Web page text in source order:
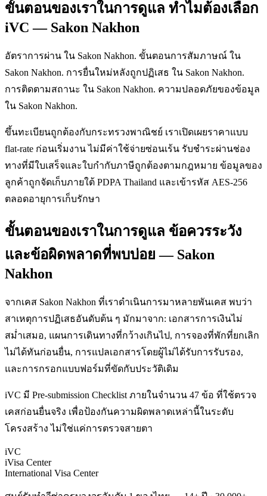
ขั้นตอนของเราในการดูแล ทำไมต้องเลือก
iVC — Sakon Nakhon
อัตราการผ่าน ใน Sakon Nakhon. ขั้นตอนการสัมภาษณ์ ใน
Sakon Nakhon. การยื่นใหม่หลังถูกปฏิเสธ ใน Sakon Nakhon.
การติดตามสถานะ ใน Sakon Nakhon. ความปลอดภัยของข้อมูล
ใน Sakon Nakhon.
ขึ้นทะเบียนถูกต้องกับกระทรวงพาณิชย์ เราเปิดเผยราคาแบบ
flat-rate ก่อนเริ่มงาน ไม่มีค่าใช้จ่ายซ่อนเร้น รับชำระผ่านช่อง
ทางที่มีใบเสร็จและใบกำกับภาษีถูกต้องตามกฎหมาย ข้อมูลของ
ลูกค้าถูกจัดเก็บภายใต้ PDPA Thailand และเข้ารหัส AES-256
ตลอดอายุการเก็บรักษา
ขั้นตอนของเราในการดูแล ข้อควรระวัง
และข้อผิดพลาดที่พบบ่อย — Sakon
Nakhon
จากเคส Sakon Nakhon ที่เราดำเนินการมาหลายพันเคส พบว่า
สาเหตุการปฏิเสธอันดับต้น ๆ มักมาจาก: เอกสารการเงินไม่
สม่ำเสมอ, แผนการเดินทางที่กว้างเกินไป, การจองที่พักที่ยกเลิก
ไม่ได้ทันก่อนยื่น, การแปลเอกสารโดยผู้ไม่ได้รับการรับรอง,
และการกรอกแบบฟอร์มที่ขัดกับประวัติเดิม
iVC มี Pre-submission Checklist ภายในจำนวน 47 ข้อ ที่ใช้ตรวจ
เคสก่อนยื่นจริง เพื่อป้องกันความผิดพลาดเหล่านี้ในระดับ
โครงสร้าง ไม่ใช่แค่การตรวจสายตา
iVC
iVisa Center
International Visa Center